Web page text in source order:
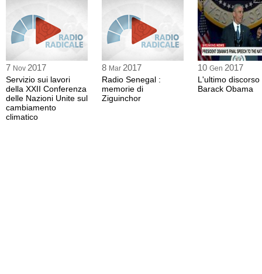
7 Nov 2017
Servizio sui lavori
della XXII Conferenza
delle Nazioni Unite sul
cambiamento
climatico
8 Mar 2017
Radio Senegal :
memorie di
Ziguinchor
10 Gen 2017
L'ultimo discorso
Barack Obama